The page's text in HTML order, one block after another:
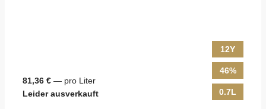
81,36 € — pro Liter
Leider ausverkauft
12Y
46%
0.7L